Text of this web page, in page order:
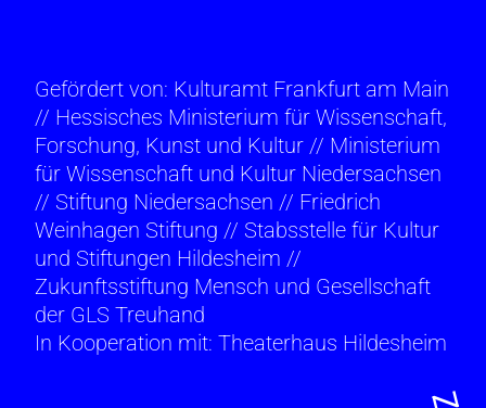
Gefördert von: Kulturamt Frankfurt am Main
// Hessisches Ministerium für Wissenschaft,
Forschung, Kunst und Kultur // Ministerium
für Wissenschaft und Kultur Niedersachsen
// Stiftung Niedersachsen // Friedrich
Weinhagen Stiftung // Stabsstelle für Kultur
und Stiftungen Hildesheim //
Zukunftsstiftung Mensch und Gesellschaft
der GLS Treuhand
In Kooperation mit: Theaterhaus Hildesheim